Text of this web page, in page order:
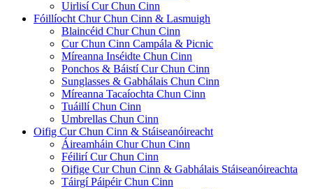
Uirlisí Cur Chun Cinn
Fóillíocht Chur Chun Cinn & Lasmuigh
Blaincéid Chur Chun Cinn
Cur Chun Cinn Campála & Picnic
Míreanna Inséidte Chun Cinn
Ponchos & Báistí Cur Chun Cinn
Sunglasses & Gabhálais Chun Cinn
Míreanna Tacaíochta Chun Cinn
Tuáillí Chun Cinn
Umbrellas Chun Cinn
Oifig Cur Chun Cinn & Stáiseanóireacht
Áireamháin Chur Chun Cinn
Féilirí Cur Chun Cinn
Oifige Cur Chun Cinn & Gabhálais Stáiseanóireachta
Táirgí Páipéir Chun Cinn